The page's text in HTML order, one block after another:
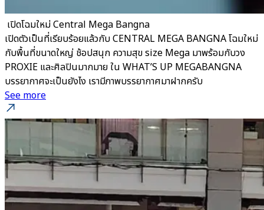
​ เปิดโฉมใหม่ Central Mega Bangna
เปิดตัวเป็นที่เรียบร้อยแล้วกับ CENTRAL MEGA BANGNA โฉมใหม่
กับพื้นที่ขนาดใหญ่ ช้อปสนุก ความสุข size Mega มาพร้อมกับวง
PROXIE และศิลปินมากมาย ใน WHAT’S UP MEGABANGNA
บรรยากาศจะเป็นยังไง เรามีภาพบรรยากาศมาฝากครับ
See more